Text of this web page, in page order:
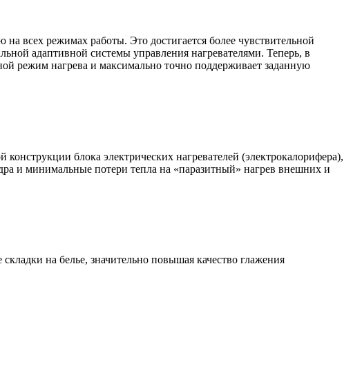
на всех режимах работы. Это достигается более чувствительной
адаптивной системы управления нагревателями. Теперь, в
режим нагрева и максимально точно поддерживает заданную
блока электрических нагревателей (электрокалорифера),
и минимальные потери тепла на «паразитный» нагрев внешних и
на белье, значительно повышая качество глажения